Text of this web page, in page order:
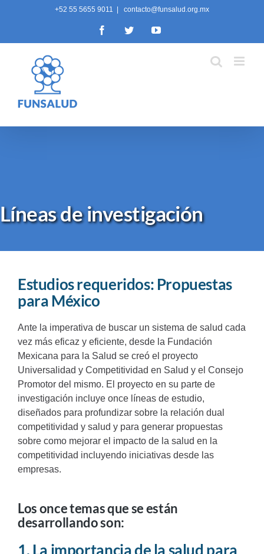
+52 55 5655 9011 contacto@funsalud.org.mx
FacebookTwitterYouTube
Líneas de investigación
Estudios requeridos: Propuestas
para México
Ante la imperativa de buscar un sistema de salud cada
vez más eficaz y eficiente, desde la Fundación
Mexicana para la Salud se creó el proyecto
Universalidad y Competitividad en Salud y el Consejo
Promotor del mismo. El proyecto en su parte de
investigación incluye once líneas de estudio,
diseñados para profundizar sobre la relación dual
competitividad y salud y para generar propuestas
sobre como mejorar el impacto de la salud en la
competitividad incluyendo iniciativas desde las
empresas.
Los once temas que se están
desarrollando son:
1. La importancia de la salud para